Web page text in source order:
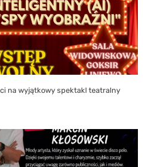
na wyjątkowy spektakl teatralny